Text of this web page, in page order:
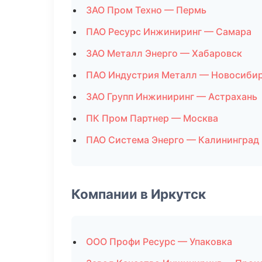
ЗАО Пром Техно — Пермь
ПАО Ресурс Инжиниринг — Самара
ЗАО Металл Энерго — Хабаровск
ПАО Индустрия Металл —
ЗАО Групп Инжиниринг — Астрахань
ПК Пром Партнер — Москва
ПАО Система Энерго — Калининград
Компании в Иркутск
ООО Профи Ресурс — Упаковка